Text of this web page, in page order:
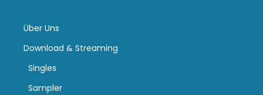
Über Uns
Download & Streaming
Singles
Sampler